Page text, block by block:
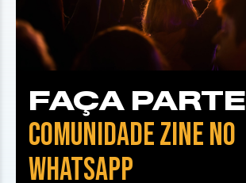
FAÇA PARTE
COMUNIDADE ZINE NO
WHATSAPP